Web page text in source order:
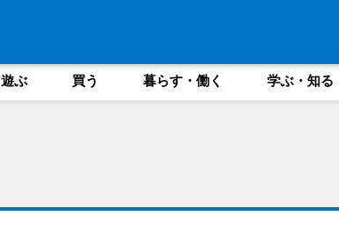
ぶ 買う 暮らす・働く 学ぶ・知る